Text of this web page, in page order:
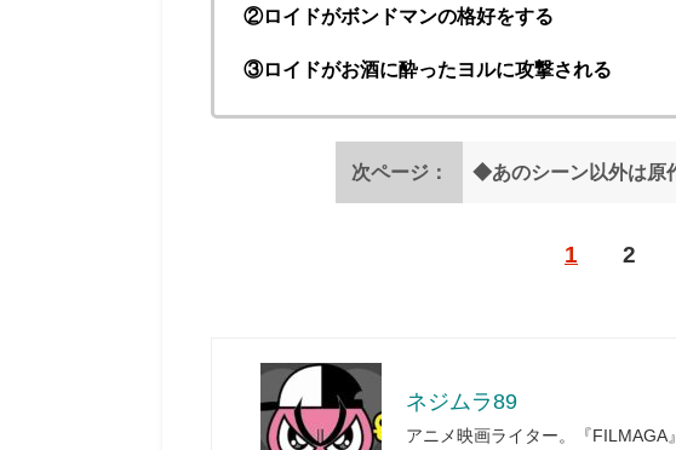
②ロイドがボンドマンの格好をする
③ロイドがお酒に酔ったヨルに攻撃される
次ページ： ◆あのシーン以外は原
1 2
ネジムラ89
アニメ映画ライター。『FILMAGA